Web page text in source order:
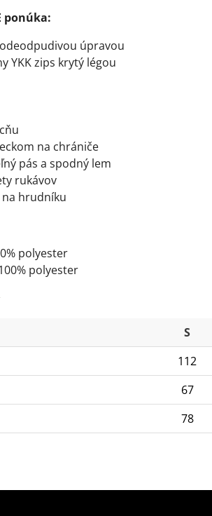
ponúka:
úpravou
YKK zips krytý légou
na chrániče
pás a spodný lem
rukávov
na hrudníku
polyester
polyester
S
112
67
78